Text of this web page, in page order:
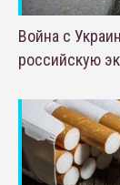
Война с
российскую